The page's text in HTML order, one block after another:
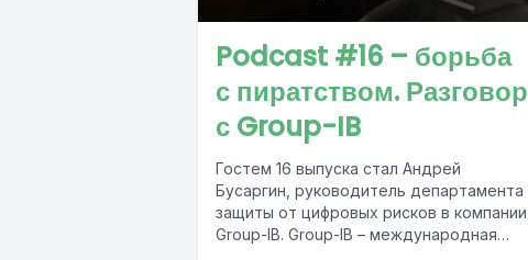
Podcast #16 – борьба
с пиратством. Разговор
с Group-IB
Гостем 16 выпуска стал Андрей
Бусаргин, руководитель департамента
защиты от цифровых рисков в компании
Group-IB. Group-IB – международная